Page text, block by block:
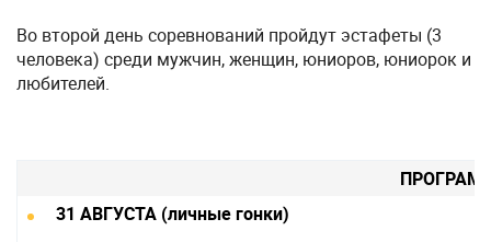
Во второй день соревнований пройдут эстафеты (3
человека) среди мужчин, женщин, юниоров, юниорок и
любителей.
31 АВГУСТА (личные гонки)